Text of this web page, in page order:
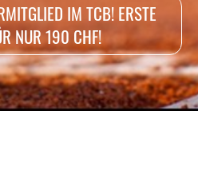
IM TCB! ERSTE
NUR 190 CHF!